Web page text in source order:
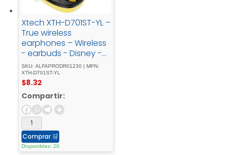
Xtech XTH-D701ST-YL –
True wireless
earphones – Wireless
- earbuds - Disney -
Stich - Yellow
SKU: ALFAPRODR01230 | MPN:
XTH-D701ST-YL
$8.32
Compartir:
Comprar 🛒
Disponibles: 20